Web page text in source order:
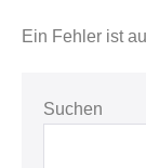
Ein Fehler ist
Suchen